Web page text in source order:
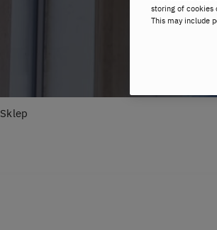
Sklep
storing of cookies
This may include